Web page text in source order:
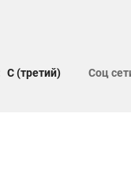
C (третий) Соц